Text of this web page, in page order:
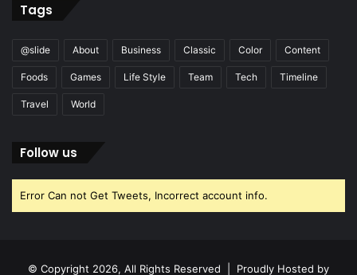
Tags
@slide About Business Classic Color Content
Foods Games Life Style Team Tech Timeline
Travel World
Follow us
Error Can not Get Tweets, Incorrect account info.
© Copyright 2026, All Rights Reserved | Proudly Hosted by